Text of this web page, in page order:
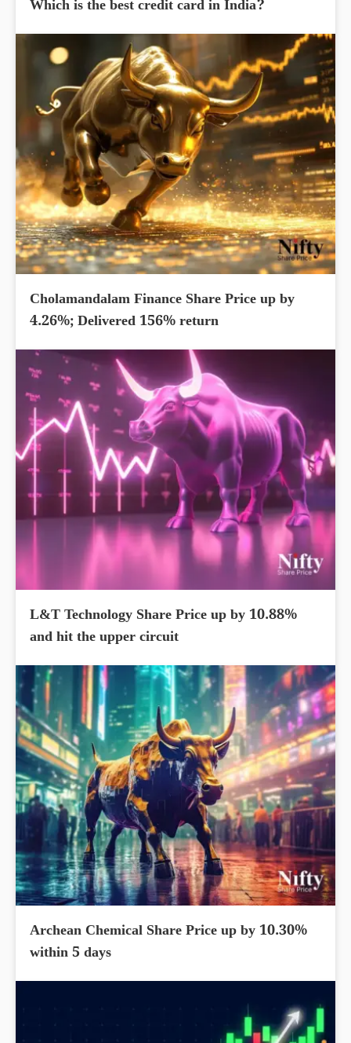
Which is the best credit card in India?
Cholamandalam Finance Share Price up by
4.26%; Delivered 156% return
L&T Technology Share Price up by 10.88%
and hit the upper circuit
Archean Chemical Share Price up by 10.30%
within 5 days